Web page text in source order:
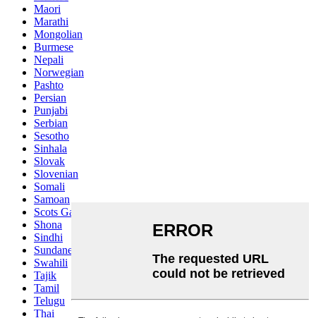
Maori
Marathi
Mongolian
Burmese
Nepali
Norwegian
Pashto
Persian
Punjabi
Serbian
Sesotho
Sinhala
Slovak
Slovenian
Somali
Samoan
Scots Gaelic
Shona
Sindhi
Sundanese
Swahili
Tajik
Tamil
Telugu
Thai